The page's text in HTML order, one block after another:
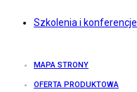
Szkolenia i konferencje
MAPA STRONY
OFERTA PRODUKTOWA